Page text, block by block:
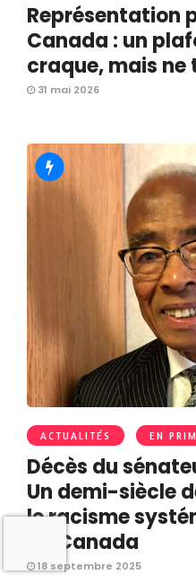
Représentation
Canada : un
craque, mais ne
31 mai 2026
ACTUALITÉS EN
Décès du
Un demi-siècle
le racisme
au Canada
18 septembre 2025